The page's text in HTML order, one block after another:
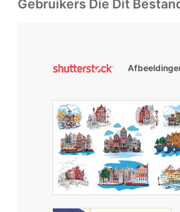
Gebruikers Die Dit